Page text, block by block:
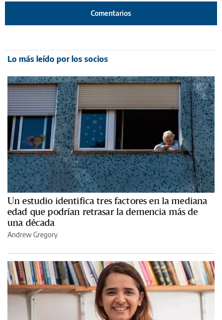
Comentarios
Lo más leído por los socios
Un estudio identifica tres factores en la mediana
edad que podrían retrasar la demencia más de
una década
Andrew Gregory